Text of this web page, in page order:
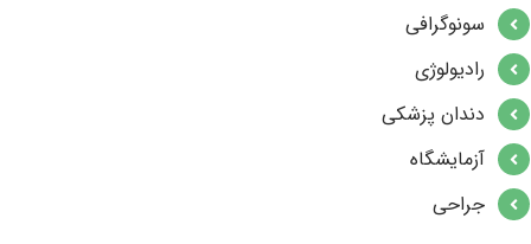
سونوگرافی
رادیولوژی
دندان پزشکی
آزمایشگاه
جراحی